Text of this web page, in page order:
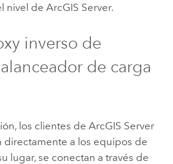
nivel de ArcGIS Server.
inverso de
de carga
los clientes de ArcGIS Server
directamente a los equipos de
lugar, se conectan a través de